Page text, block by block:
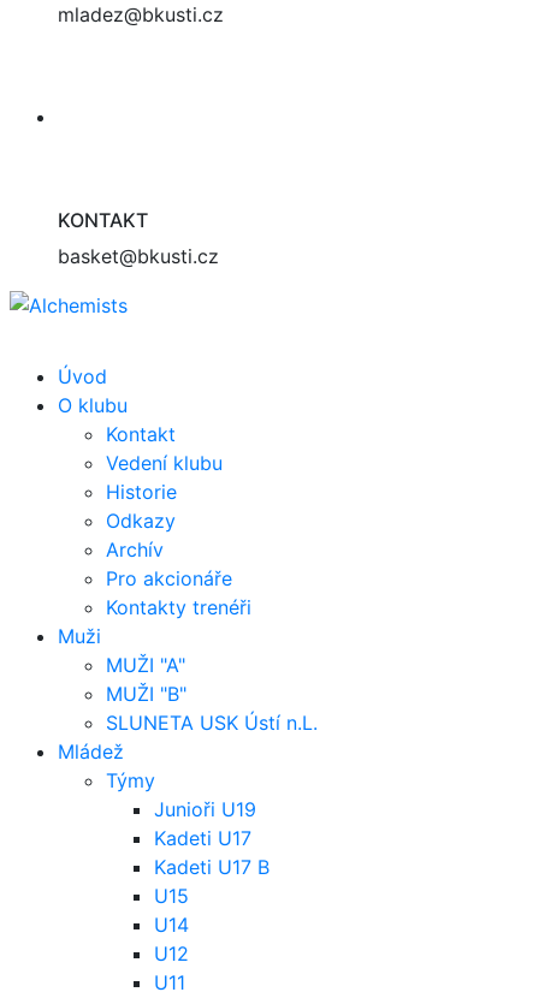
mladez@bkusti.cz
KONTAKT
basket@bkusti.cz
Úvod
O klubu
Kontakt
Vedení klubu
Historie
Odkazy
Archív
Pro akcionáře
Kontakty trenéři
Muži
MUŽI "A"
MUŽI "B"
SLUNETA USK Ústí n.L.
Mládež
Týmy
Junioři U19
Kadeti U17
Kadeti U17 B
U15
U14
U12
U11